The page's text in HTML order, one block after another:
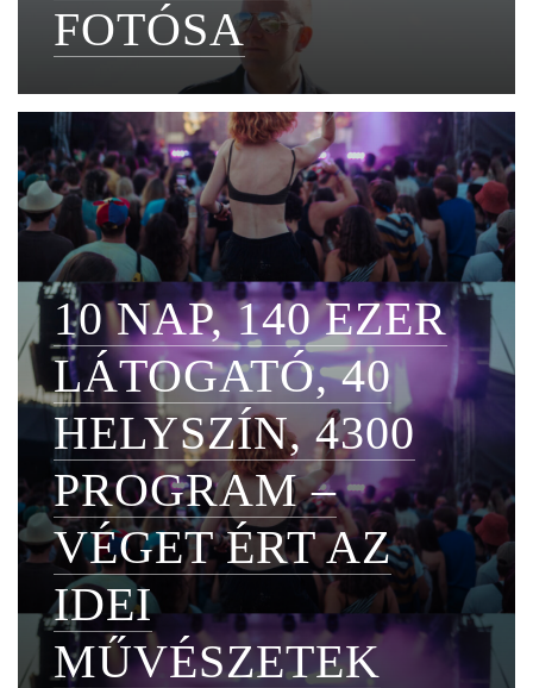
FOTÓSA
10 NAP, 140 EZER
LÁTOGATÓ, 40
HELYSZÍN, 4300
PROGRAM –
VÉGET ÉRT AZ
IDEI
MŰVÉSZETEK